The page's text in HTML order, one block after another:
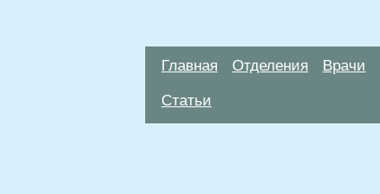
Главная Отделения Врачи
Статьи